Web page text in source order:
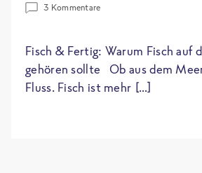
3 Kommentare
Fisch & Fertig: Warum Fisch auf
gehören sollte Ob aus dem
Fluss. Fisch ist mehr […]